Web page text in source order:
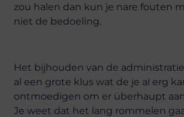
zou halen dan kun je nare fouten
niet de bedoeling.
Het bijhouden van de
al een grote klus wat de je al erg
ontmoedigen om er überhaupt
Je weet dat het lang rommelen